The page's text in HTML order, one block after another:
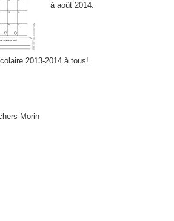
à août 2014.
2013-2014 à tous!
Morin